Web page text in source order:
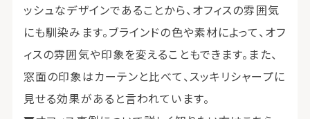
ッシュなデザインであることから、オフィスの雰囲気
にも馴染みます。ブラインドの色や素材によって、オフ
ィスの雰囲気や印象を変えることもできます。また、
窓面の印象はカーテンと比べて、スッキリシャープに
見せる効果があると言われています。